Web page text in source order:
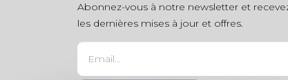
Abonnez-vous à notre newsletter et
les dernières mises à jour et offres.